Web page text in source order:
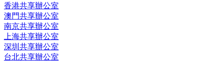
香港共享辦公室
澳門共享辦公室
南京共享辦公室
上海共享辦公室
深圳共享辦公室
台北共享辦公室